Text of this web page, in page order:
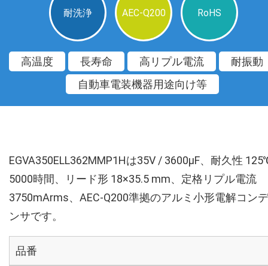
耐洗浄 AEC-Q200 RoHS
高温度 長寿命 高リプル電流
耐振動
自動車電装機器用途向け等
EGVA350ELL362MMP1Hは35V / 3600µF、耐久性
5000時間、リード形 18×35.5 mm、定格リプル電流
3750mArms、AEC-Q200準拠のアルミ小形電解コンデ
ンサです。
品番